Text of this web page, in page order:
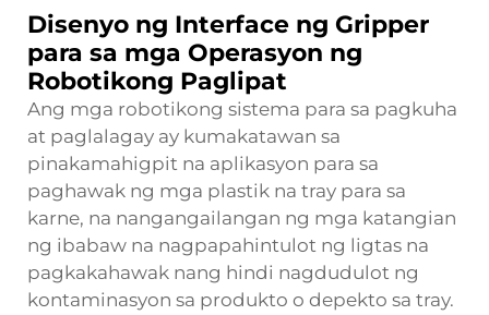
Disenyo ng Interface ng Gripper
para sa mga Operasyon ng
Robotikong Paglipat
Ang mga robotikong sistema para sa pagkuha
at paglalagay ay kumakatawan sa
pinakamahigpit na aplikasyon para sa
paghawak ng mga plastik na tray para sa
karne, na nangangailangan ng mga katangian
ng ibabaw na nagpapahintulot ng ligtas na
pagkakahawak nang hindi nagdudulot ng
kontaminasyon sa produkto o depekto sa tray.